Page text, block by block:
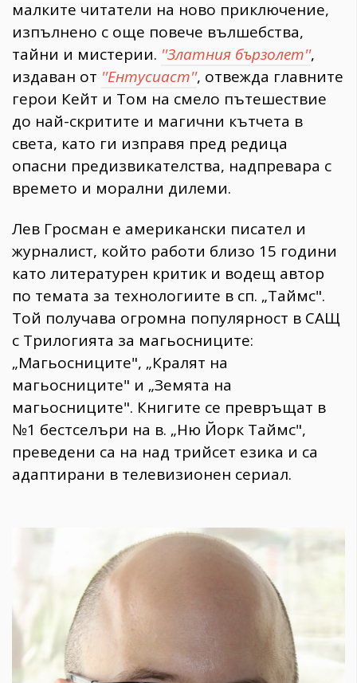
малките читатели на ново приключение,
изпълнено с още повече вълшебства,
тайни и мистерии. ''Златния бързолет'',
издаван от ''Ентусиаст'', отвежда главните
герои Кейт и Том на смело пътешествие
до най-скритите и магични кътчета в
света, като ги изправя пред редица
опасни предизвикателства, надпревара с
времето и морални дилеми.
Лев Гросман е американски писател и
журналист, който работи близо 15 години
като литературен критик и водещ автор
по темата за технологиите в сп. „Таймс".
Той получава огромна популярност в САЩ
с Трилогията за магьосниците:
„Магьосниците", „Кралят на
магьосниците" и „Земята на
магьосниците". Книгите се превръщат в
№1 бестселъри на в. „Ню Йорк Таймс",
преведени са на над трийсет езика и са
адаптирани в телевизионен сериал.